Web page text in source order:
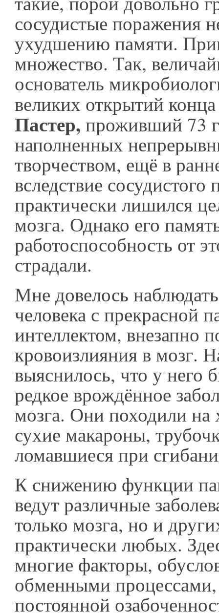
сосудистые поражения
ухудшению памяти.
множество. Так,
основатель
великих открытий
Пастер, проживший 73
наполненных
творчеством, ещё в
вследствие
практически лишился
мозга. Однако его
работоспособность от
страдали.
Мне довелось
человека с прекрасной
интеллектом, внезапно
кровоизлияния в мозг.
выяснилось, что у него
редкое врождённое
мозга. Они походили на
сухие макароны,
ломавшиеся при
К снижению функции
ведут различные
только мозга, но и
практически любых.
многие факторы,
обменными процессами,
постоянной